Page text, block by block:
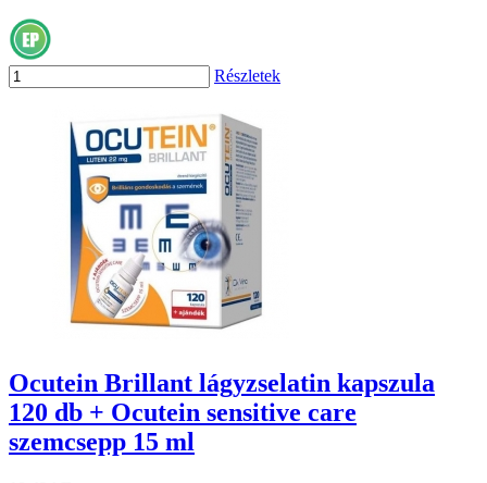
Részletek
Ocutein Brillant lágyzselatin kapszula
120 db + Ocutein sensitive care
szemcsepp 15 ml